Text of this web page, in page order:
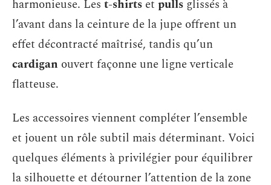
harmonieuse. Les t-shirts et pulls glissés à
l’avant dans la ceinture de la jupe offrent un
effet décontracté maîtrisé, tandis qu’un
cardigan ouvert façonne une ligne verticale
flatteuse.
Les accessoires viennent compléter l’ensemble
et jouent un rôle subtil mais déterminant. Voici
quelques éléments à privilégier pour équilibrer
la silhouette et détourner l’attention de la zone